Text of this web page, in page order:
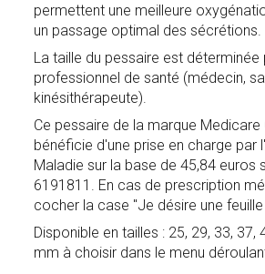
permettent une meilleure
un passage optimal des sécrétions.
La taille du pessaire est déterminée
professionnel de santé (médecin,
kinésithérapeute).
Ce pessaire de la marque Medicare
bénéficie d'une prise en charge par
Maladie sur la base de 45,84 euros
6191811
. En cas de prescription
cocher la case "Je désire une feuille
Disponible en tailles : 25, 29, 33, 37,
mm à choisir dans le menu